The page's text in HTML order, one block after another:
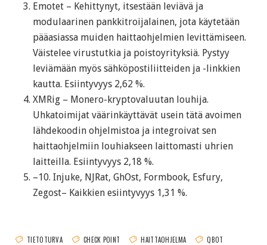
Emotet – Kehittynyt, itsestään leviävä ja
modulaarinen pankkitroijalainen, jota käytetään
pääasiassa muiden haittaohjelmien levittämiseen.
Väistelee virustutkia ja poistoyrityksiä. Pystyy
leviämään myös sähköpostiliitteiden ja -linkkien
kautta. Esiintyvyys 2,62 %.
XMRig – Monero-kryptovaluutan louhija.
Uhkatoimijat väärinkäyttävät usein tätä avoimen
lähdekoodin ohjelmistoa ja integroivat sen
haittaohjelmiin louhiakseen laittomasti uhrien
laitteilla. Esiintyvyys 2,18 %.
–10. Injuke, NJRat, GhOst, Formbook, Esfury,
Zegost– Kaikkien esiintyvyys 1,31 %.
TIETOTURVA CHECK POINT HAITTAOHJELMA QBOT